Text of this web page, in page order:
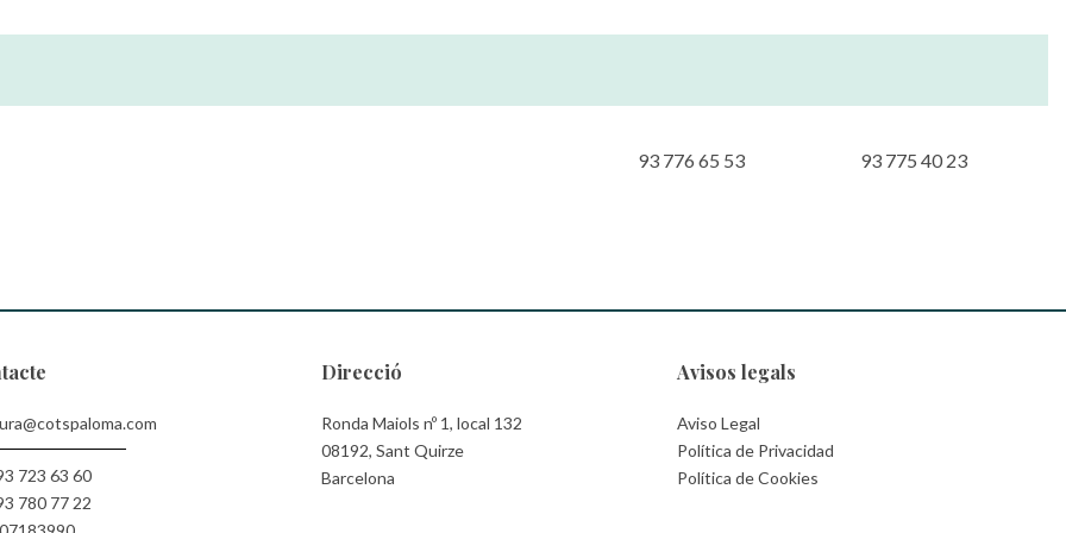
93 776 65 53 93 775 40 23
723 63 60
780 77 22
Direcció
Ronda Maiols nº 1, local 132
08192, Sant Quirze
Barcelona
Avisos legals
Aviso Legal
Política de Privacidad
Política de Cookies